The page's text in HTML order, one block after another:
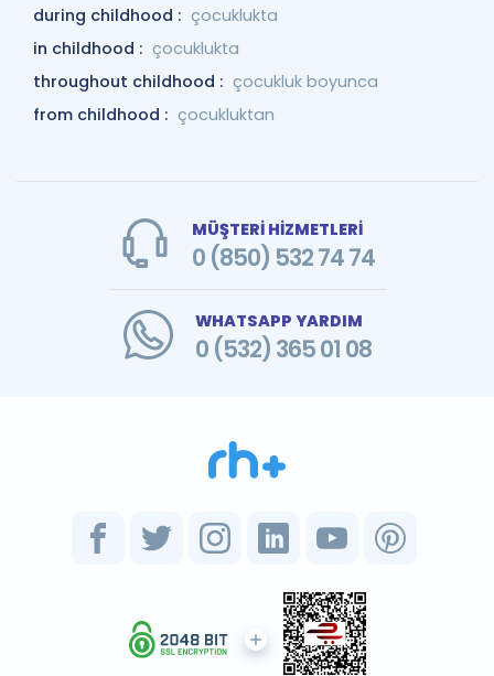
during childhood : çocuklukta
in childhood : çocuklukta
throughout childhood : çocukluk boyunca
from childhood : çocukluktan
MÜŞTERİ HİZMETLERİ
0 (850) 532 74 74
WHATSAPP YARDIM
0 (532) 365 01 08